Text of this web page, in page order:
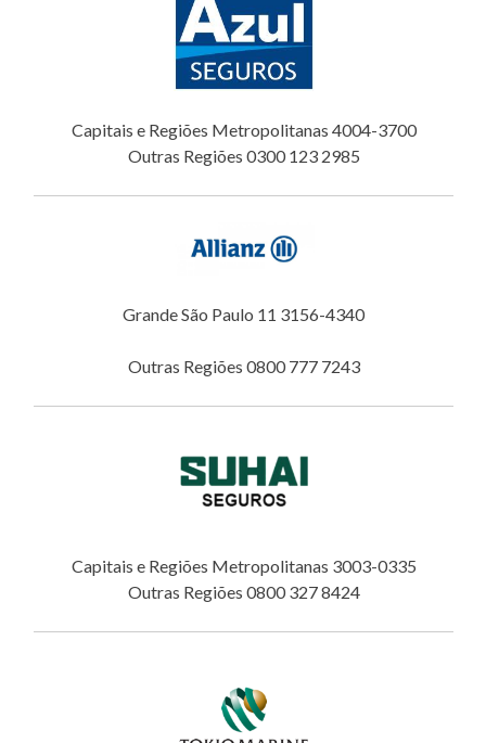
Capitais e Regiões Metropolitanas 4004-3700
Outras Regiões 0300 123 2985
Grande São Paulo 11 3156-4340
Outras Regiões 0800 777 7243
Capitais e Regiões Metropolitanas 3003-0335
Outras Regiões 0800 327 8424